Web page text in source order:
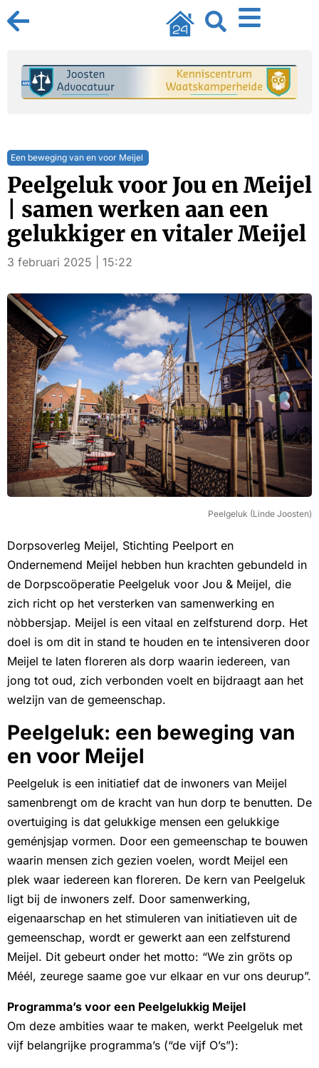
Een beweging van en voor Meijel
Peelgeluk voor Jou en Meijel
| samen werken aan een
gelukkiger en vitaler Meijel
3 februari 2025 | 15:22
Peelgeluk (Linde Joosten)
Dorpsoverleg Meijel, Stichting Peelport en
Ondernemend Meijel hebben hun krachten gebundeld in
de Dorpscoöperatie Peelgeluk voor Jou & Meijel, die
zich richt op het versterken van samenwerking en
nòbbersjap. Meijel is een vitaal en zelfsturend dorp. Het
doel is om dit in stand te houden en te intensiveren door
Meijel te laten floreren als dorp waarin iedereen, van
jong tot oud, zich verbonden voelt en bijdraagt aan het
welzijn van de gemeenschap.
Peelgeluk: een beweging van
en voor Meijel
Peelgeluk is een initiatief dat de inwoners van Meijel
samenbrengt om de kracht van hun dorp te benutten. De
overtuiging is dat gelukkige mensen een gelukkige
geménjsjap vormen. Door een gemeenschap te bouwen
waarin mensen zich gezien voelen, wordt Meijel een
plek waar iedereen kan floreren. De kern van Peelgeluk
ligt bij de inwoners zelf. Door samenwerking,
eigenaarschap en het stimuleren van initiatieven uit de
gemeenschap, wordt er gewerkt aan een zelfsturend
Meijel. Dit gebeurt onder het motto: “We zin gröts op
Méél, zeurege saame goe vur elkaar en vur ons deurup”.
Programma’s voor een Peelgelukkig Meijel
Om deze ambities waar te maken, werkt Peelgeluk met
vijf belangrijke programma’s (“de vijf O’s”):